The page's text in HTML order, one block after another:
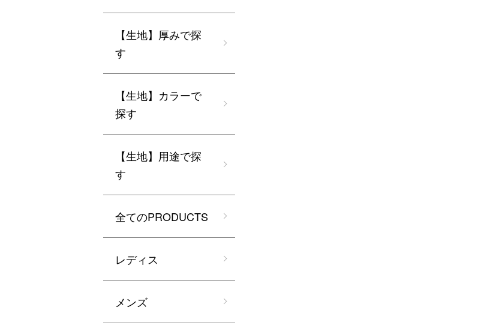
【生地】厚みで探
す
【生地】カラーで
探す
【生地】用途で探
す
全てのPRODUCTS
レディス
メンズ